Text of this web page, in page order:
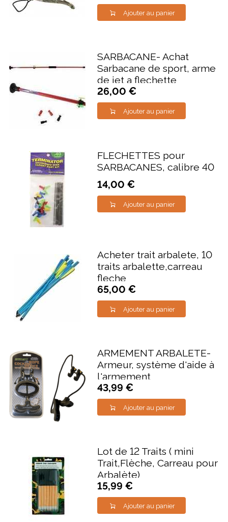
Ajouter au panier
SARBACANE- Achat
Sarbacane de sport, arme
de jet a flechette
26,00 €
Ajouter au panier
FLECHETTES pour
SARBACANES, calibre 40
14,00 €
Ajouter au panier
Acheter trait arbalete, 10
traits arbalette,carreau
fleche
65,00 €
Ajouter au panier
ARMEMENT ARBALETE-
Armeur, système d'aide à
l'armement
43,99 €
Ajouter au panier
Lot de 12 Traits ( mini
Trait,Flèche, Carreau pour
Arbalète)
15,99 €
Ajouter au panier